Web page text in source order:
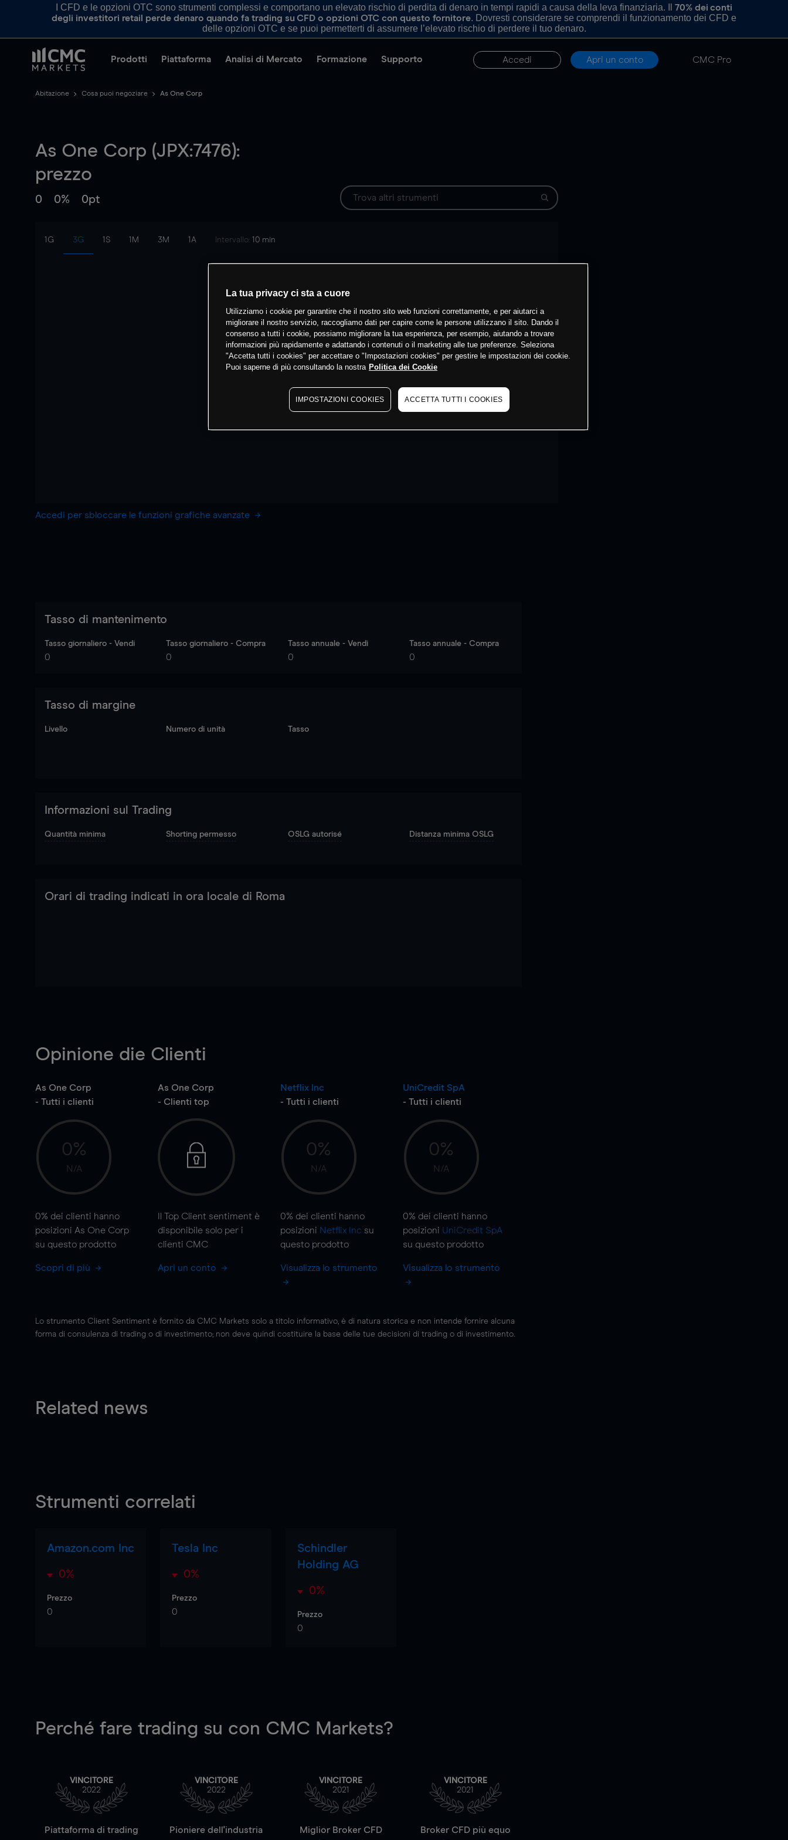
I CFD e le opzioni OTC sono strumenti complessi e comportano un elevato rischio di perdita di denaro in tempi rapidi a causa della leva finanziaria. Il 70% dei conti
degli investitori retail perde denaro quando fa trading su CFD o opzioni OTC con questo fornitore. Dovresti considerare se comprendi il funzionamento dei CFD e
delle opzioni OTC e se puoi permetterti di assumere l’elevato rischio di perdere il tuo denaro.
Prodotti Piattaforma Analisi di Mercato Formazione Supporto Accedi Apri un conto CMC Pro
Abitazione Cosa puoi negoziare As One Corp
As One Corp (JPX:7476):
prezzo
0 0% 0pt
1G 3G 1S 1M 3M 1A Intervallo: 10 min
Accedi per sbloccare le funzioni grafiche avanzate
Tasso di mantenimento
Tasso giornaliero - Vendi
0
Tasso giornaliero - Compra
0
Tasso annuale - Vendi
0
Tasso annuale - Compra
0
Tasso di margine
Livello Numero di unità Tasso
Informazioni sul Trading
Quantità minima Shorting permesso OSLG autorisé Distanza minima OSLG
Orari di trading indicati in ora locale di Roma
Opinione die Clienti
As One Corp
- Tutti i clienti
0%
N/A
0% dei clienti hanno
posizioni As One Corp
su questo prodotto
Scopri di più
As One Corp
- Clienti top
Il Top Client sentiment è
disponibile solo per i
clienti CMC
Apri un conto
Netflix Inc
- Tutti i clienti
0%
N/A
0% dei clienti hanno
posizioni Netflix Inc su
questo prodotto
Visualizza lo strumento
UniCredit SpA
- Tutti i clienti
0%
N/A
0% dei clienti hanno
posizioni UniCredit SpA
su questo prodotto
Visualizza lo strumento
Lo strumento Client Sentiment è fornito da CMC Markets solo a titolo informativo, è di natura storica e non intende fornire alcuna
forma di consulenza di trading o di investimento; non deve quindi costituire la base delle tue decisioni di trading o di investimento.
Related news
Strumenti correlati
Amazon.com Inc
0%
Prezzo
0
Tesla Inc
0%
Prezzo
0
Schindler
Holding AG
0%
Prezzo
0
Perché fare trading su con CMC Markets?
VINCITORE
2022
Piattaforma di trading
VINCITORE
2022
Pioniere dell'industria
VINCITORE
2021
Miglior Broker CFD
VINCITORE
2021
Broker CFD più equo
La tua privacy ci sta a cuore
Utilizziamo i cookie per garantire che il nostro sito web funzioni correttamente, e per aiutarci a
migliorare il nostro servizio, raccogliamo dati per capire come le persone utilizzano il sito. Dando il
consenso a tutti i cookie, possiamo migliorare la tua esperienza, per esempio, aiutando a trovare
informazioni più rapidamente e adattando i contenuti o il marketing alle tue preferenze. Seleziona
"Accetta tutti i cookies" per accettare o "Impostazioni cookies" per gestire le impostazioni dei cookie.
Puoi saperne di più consultando la nostra Politica dei Cookie
IMPOSTAZIONI COOKIES ACCETTA TUTTI I COOKIES